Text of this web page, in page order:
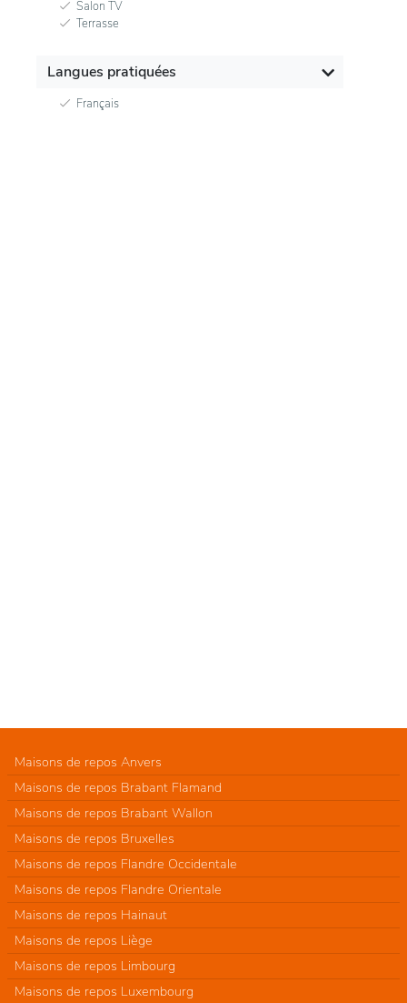
Salon TV
Terrasse
Langues pratiquées
Français
Maisons de repos Anvers
Maisons de repos Brabant Flamand
Maisons de repos Brabant Wallon
Maisons de repos Bruxelles
Maisons de repos Flandre Occidentale
Maisons de repos Flandre Orientale
Maisons de repos Hainaut
Maisons de repos Liège
Maisons de repos Limbourg
Maisons de repos Luxembourg